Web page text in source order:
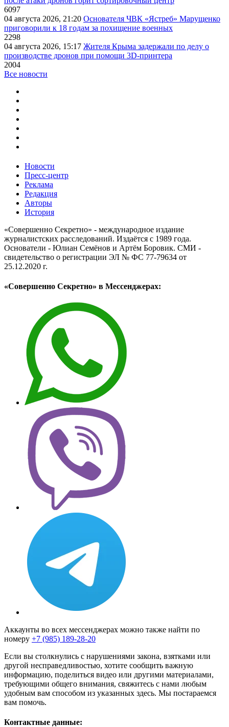
6097
04 августа 2026, 21:20 Основателя ЧВК «Ястреб» Марущенко
приговорили к 18 годам за похищение военных
2298
04 августа 2026, 15:17 Жителя Крыма задержали по делу о
производстве дронов при помощи 3D‑принтера
2004
Все новости
Новости
Пресс-центр
Реклама
Редакция
Авторы
История
«Совершенно Секретно» - международное издание
журналистских расследований. Издаётся с 1989 года.
Основатели - Юлиан Семёнов и Артём Боровик. CМИ -
свидетельство о регистрации ЭЛ № ФС 77-79634 от
25.12.2020 г.
«Совершенно Секретно» в Мессенджерах:
Аккаунты во всех мессенджерах можно также найти по
номеру +7 (985) 189-28-20
Если вы столкнулись с нарушениями закона, взятками или
другой несправедливостью, хотите сообщить важную
информацию, поделиться видео или другими материалами,
требующими общего внимания, свяжитесь с нами любым
удобным вам способом из указанных здесь. Мы постараемся
вам помочь.
Контактные данные: